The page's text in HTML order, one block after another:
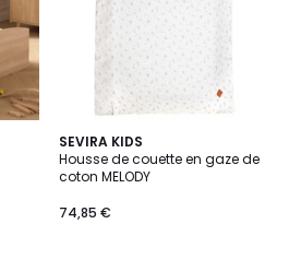
SEVIRA KIDS
Housse de couette en gaze de
coton MELODY
74,85 €